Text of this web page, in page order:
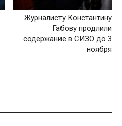
Журналисту Константину
Габову продлили
содержание в СИЗО до 3
ноября